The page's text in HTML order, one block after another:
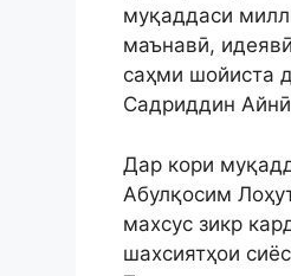
муқаддаси
маънавӣ,
саҳми шойиста
Садриддин Айнӣ
Дар кори
Абулқосим
махсус зикр
шахсиятҳои